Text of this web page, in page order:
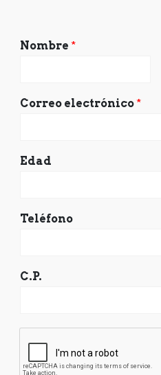
Nombre *
Correo electrónico *
Edad
Teléfono
C.P.